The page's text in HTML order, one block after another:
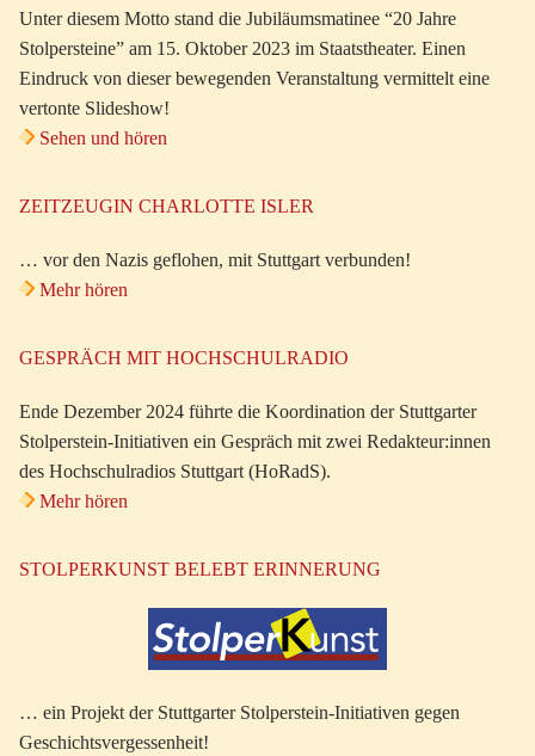
Unter diesem Motto stand die Jubiläumsmatinee “20 Jahre
Stolpersteine” am 15. Oktober 2023 im Staatstheater. Einen
Eindruck von dieser bewegenden Veranstaltung vermittelt eine
vertonte Slideshow!
Sehen und hören
ZEITZEUGIN CHARLOTTE ISLER
… vor den Nazis geflohen, mit Stuttgart verbunden!
Mehr hören
GESPRÄCH MIT HOCHSCHULRADIO
Ende Dezember 2024 führte die Koordination der Stuttgarter
Stolperstein-Initiativen ein Gespräch mit zwei Redakteur:innen
des Hochschulradios Stuttgart (HoRadS).
Mehr hören
STOLPERKUNST BELEBT ERINNERUNG
… ein Projekt der Stuttgarter Stolperstein-Initiativen gegen
Geschichtsvergessenheit!